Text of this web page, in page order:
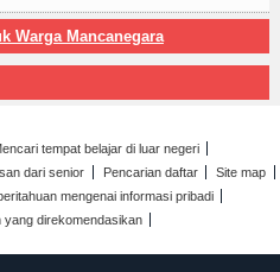
Warga Mancanegara
tempat belajar di luar negeri
dari senior Pencarian daftar
Site map
mengenai informasi pribadi
yang direkomendasikan